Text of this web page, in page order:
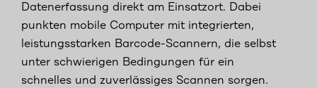
Datenerfassung direkt am Einsatzort. Dabei
punkten mobile Computer mit integrierten,
leistungsstarken Barcode-Scannern, die selbst
unter schwierigen Bedingungen für ein
schnelles und zuverlässiges Scannen sorgen.